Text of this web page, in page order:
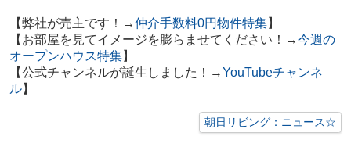
【弊社が売主です！→仲介手数料0円物件特集】
【お部屋を見てイメージを膨らませてください！→今週の
オープンハウス特集】
【公式チャンネルが誕生しました！→YouTubeチャンネ
ル】
朝日リビング：ニュース☆